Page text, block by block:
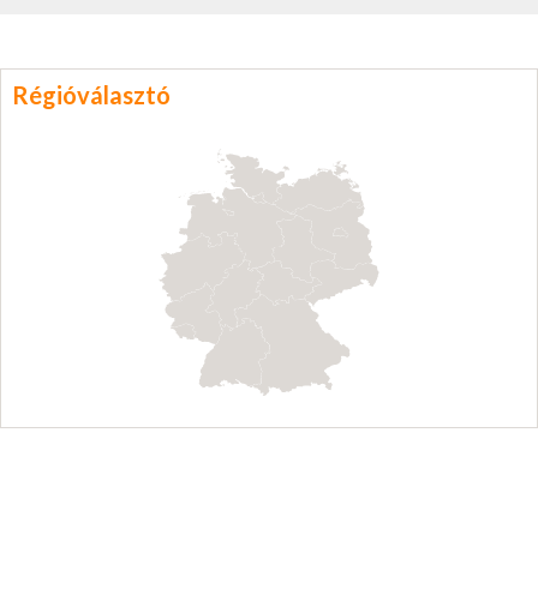
Régióválasztó